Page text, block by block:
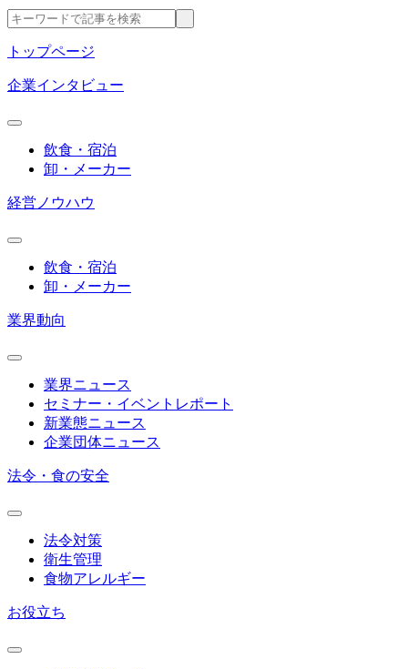
トップページ
企業インタビュー
飲食・宿泊
卸・メーカー
経営ノウハウ
飲食・宿泊
卸・メーカー
業界動向
業界ニュース
セミナー・イベントレポート
新業態ニュース
企業団体ニュース
法令・食の安全
法令対策
衛生管理
食物アレルギー
お役立ち